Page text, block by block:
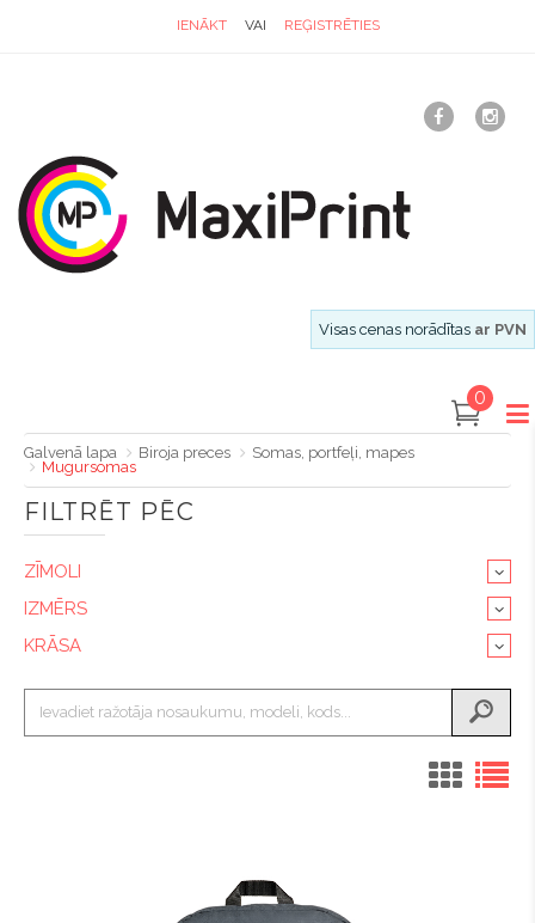
IENĀKT VAI REĢISTRĒTIES
Visas cenas norādītas ar PVN
0
Galvenā lapa Biroja preces
Somas, portfeļi, mapes
Mugursomas
FILTRĒT PĒC
ZĪMOLI
IZMĒRS
KRĀSA